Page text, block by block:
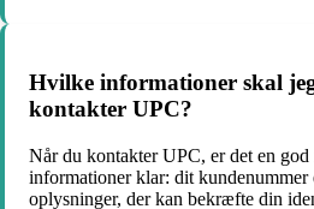
Hvilke informationer skal
kontakter UPC?
Når du kontakter UPC, er det en
informationer klar: dit kundenummer
oplysninger, der kan bekræfte din